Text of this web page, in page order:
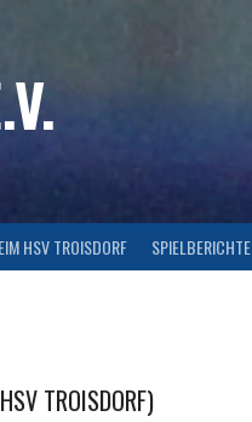
HSV TROISDORF SPIELBERICHTE
TROISDORF)